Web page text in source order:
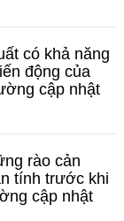
có khả năng
động của
cập nhật
rào cản
tính trước khi
cập nhật